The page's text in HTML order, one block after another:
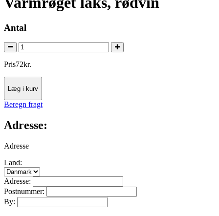
Antal
Pris72kr.
Læg i kurv
Beregn fragt
Adresse:
Adresse
Land:
Adresse:
Postnummer:
By: